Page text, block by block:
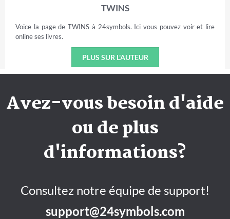
TWINS
Voice la page de TWINS à 24symbols. Ici vous pouvez voir et lire
online ses livres.
PLUS SUR L'AUTEUR
Avez-vous besoin d'aide
ou de plus
d'informations?
Consultez notre équipe de support!
support@24symbols.com